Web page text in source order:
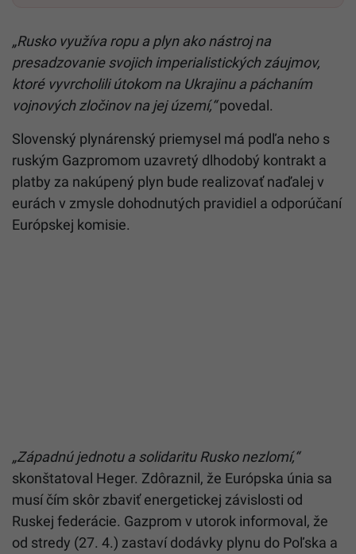
„Rusko využíva ropu a plyn ako nástroj na
presadzovanie svojich imperialistických záujmov,
ktoré vyvrcholili útokom na Ukrajinu a páchaním
vojnových zločinov na jej území,“povedal.
Slovenský plynárenský priemysel má podľa neho s
ruským Gazpromom uzavretý dlhodobý kontrakt a
platby za nakúpený plyn bude realizovať naďalej v
eurách v zmysle dohodnutých pravidiel a odporúčaní
Európskej komisie.
„Západnú jednotu a solidaritu Rusko nezlomí,“
skonštatoval Heger. Zdôraznil, že Európska únia sa
musí čím skôr zbaviť energetickej závislosti od
Ruskej federácie. Gazprom v utorok informoval, že
od stredy (27. 4.) zastaví dodávky plynu do Poľska a